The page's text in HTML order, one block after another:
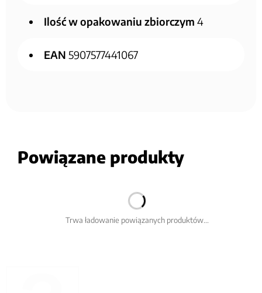
Ilość w opakowaniu zbiorczym 4
EAN 5907577441067
Powiązane produkty
Trwa ładowanie powiązanych produktów...